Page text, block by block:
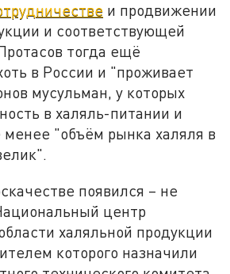
и продвижении
и соответствующей
тогда ещё
в России и "проживает
мусульман, у которых
в халяль-питании и
менее "объём рынка халяля в
появился – не
центр
халяльной продукции
которого назначили